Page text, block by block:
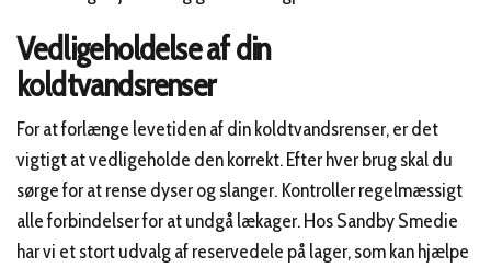
Vedligeholdelse af din
koldtvandsrenser
For at forlænge levetiden af din koldtvandsrenser, er det
vigtigt at vedligeholde den korrekt. Efter hver brug skal du
sørge for at rense dyser og slanger. Kontroller regelmæssigt
alle forbindelser for at undgå lækager. Hos Sandby Smedie
har vi et stort udvalg af reservedele på lager, som kan hjælpe